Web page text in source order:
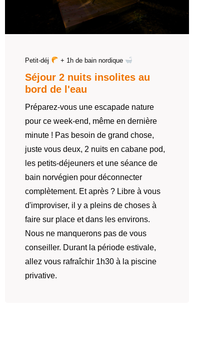
Petit-déj + 1h de bain nordique
Séjour 2 nuits insolites au
bord de l'eau
Préparez-vous une escapade nature
pour ce week-end, même en dernière
minute ! Pas besoin de grand chose,
juste vous deux, 2 nuits en cabane pod,
les petits-déjeuners et une séance de
bain norvégien pour déconnecter
complètement. Et après ? Libre à vous
d'improviser, il y a pleins de choses à
faire sur place et dans les environs.
Nous ne manquerons pas de vous
conseiller. Durant la période estivale,
allez vous rafraîchir 1h30 à la piscine
privative.